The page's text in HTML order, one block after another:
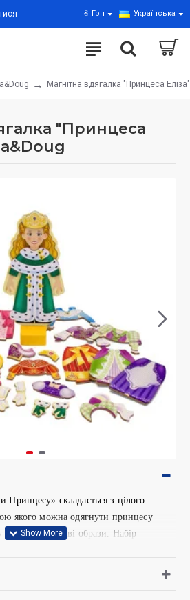
₴ Грн Українська
Магнітна вдягалка "Принцеса
"Принцеса
Принцесу» складається з цілого
якого можна одягнути принцесу
нові образи. Набір
екологічного чистого